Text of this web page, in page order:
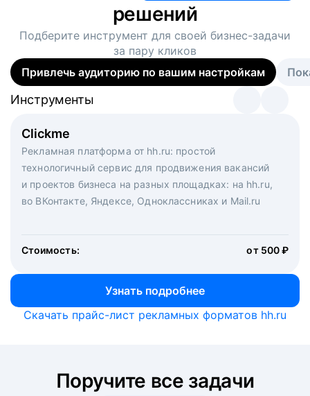
решений
Подберите инструмент для своей бизнес-задачи
за пару кликов
Привлечь аудиторию по вашим настройкам
Clickme
Рекламная платформа от hh.ru: простой
технологичный сервис для продвижения вакансий
и проектов бизнеса на разных площадках: на hh.ru,
во ВКонтакте, Яндексе, Одноклассниках и Mail.ru
Стоимость: от 500 ₽
Узнать подробнее
Инструменты
Вакансия дня
Рекламный формат для вакансий на главной странице
hh.ru. Увеличивает количество откликов
Инструменты
Массовый подбор под ключ. Решите, сколько
кандидатов и когда вам нужно, и за дело возьмутся
маркетологи, рекрутеры и проектные менеджеры
hh.ru с целым набором digital-инструментов
Инструменты
Скачать прайс-лист рекламных форматов hh.ru